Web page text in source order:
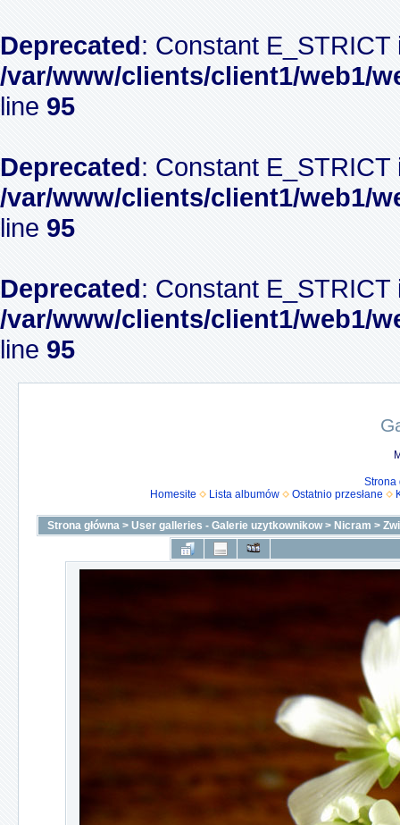
Deprecated: Constant
/var/www/clients/client1/web1/
line 95
Deprecated: Constant
/var/www/clients/client1/web1/
line 95
Deprecated: Constant
/var/www/clients/client1/web1/
line 95
Strona
Homesite
Lista albumów Ostatnio przesłane
Strona główna > User galleries - Galerie uzytkownikow> Nicram >